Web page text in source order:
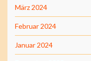
März 2024
Februar 2024
Januar 2024